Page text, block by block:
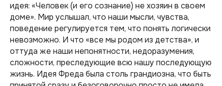
идея: «Человек (и его сознание) не хозяин в своем
доме». Мир услышал, что наши мысли, чувства,
поведение регулируется тем, что понять логически
невозможно. И что «все мы родом из детства», и
оттуда же наши непонятности, недоразумения,
сложности, преследующие всю нашу последующую
жизнь. Идея Фреда была столь грандиозна, что быть